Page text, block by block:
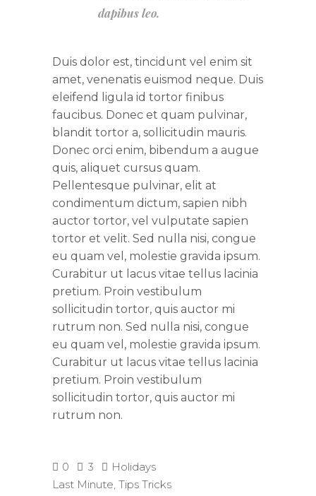
dapibus leo.
Duis dolor est, tincidunt vel enim sit
amet, venenatis euismod neque. Duis
eleifend ligula id tortor finibus
faucibus. Donec et quam pulvinar,
blandit tortor a, sollicitudin mauris.
Donec orci enim, bibendum a augue
quis, aliquet cursus quam.
Pellentesque pulvinar, elit at
condimentum dictum, sapien nibh
auctor tortor, vel vulputate sapien
tortor et velit. Sed nulla nisi, congue
eu quam vel, molestie gravida ipsum.
Curabitur ut lacus vitae tellus lacinia
pretium. Proin vestibulum
sollicitudin tortor, quis auctor mi
rutrum non. Sed nulla nisi, congue
eu quam vel, molestie gravida ipsum.
Curabitur ut lacus vitae tellus lacinia
pretium. Proin vestibulum
sollicitudin tortor, quis auctor mi
rutrum non.
0 3
Holidays
Last Minute, Tips Tricks